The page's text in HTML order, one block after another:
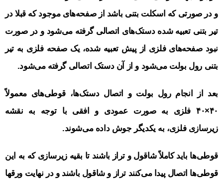
و در صورتی که اسکلت بتنی باشد از صفحه‌های موجود که قبلا در
تیر بتنی تعبیه شده دستک‌های اتصالی گرفته می‌شود و در صورت
نبود صفحه‌های فلزی از پیش تعبیه شده، یک صفحه فلزی به تیر
بتنی رول بولت می‌شود و از آن دستک اتصالی گرفته می‌شود.
بعد از انجام رول بولت و اتصال دستک‌ها، قوطی‌های معمولاً
۴۰×۴۰ فلزی به صورت عمودی و افقی با توجه به نقشه
زیرسازی فلزی، به یکدیگر جوش داده می‌شوند.
قوطی‌ها باید کاملاً شاقول و تراز باشند تا بقیه زیرسازی که به این
قوطی‌ها اتصال پیدا می‌کنند تراز و شاقول باشند و در نهایت ورقها